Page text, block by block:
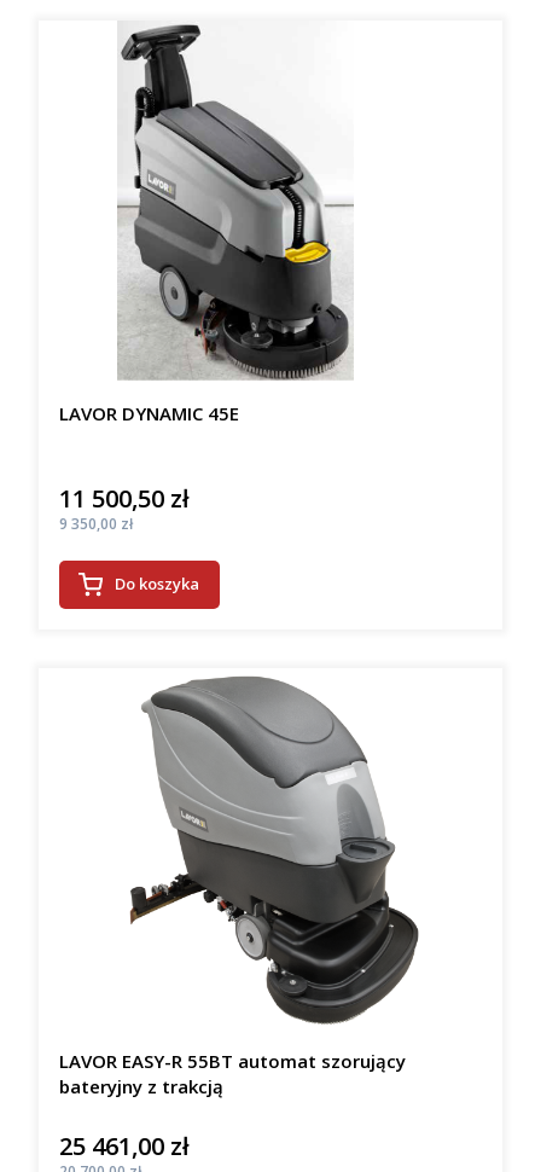
LAVOR DYNAMIC 45E
Cena
11 500,50 zł
Cena
9 350,00 zł
Do koszyka
LAVOR EASY-R 55BT automat szorujący
bateryjny z trakcją
Cena
25 461,00 zł